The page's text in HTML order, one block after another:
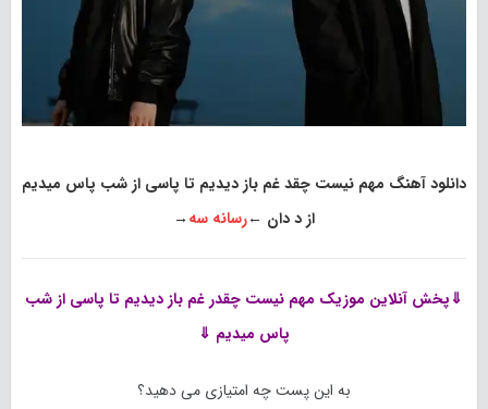
دانلود آهنگ مهم نیست چقد غم باز دیدیم تا پاسی از شب پاس میدیم
از د دان ←رسانه سه→
⇓پخش آنلاین موزیک مهم نیست چقدر غم باز دیدیم تا پاسی از شب
پاس میدیم ⇓
به این پست چه امتیازی می دهید؟